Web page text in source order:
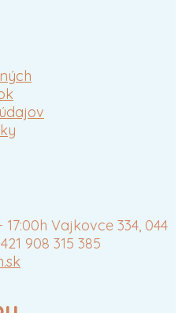
Vajkovce 334, 044
908 315 385